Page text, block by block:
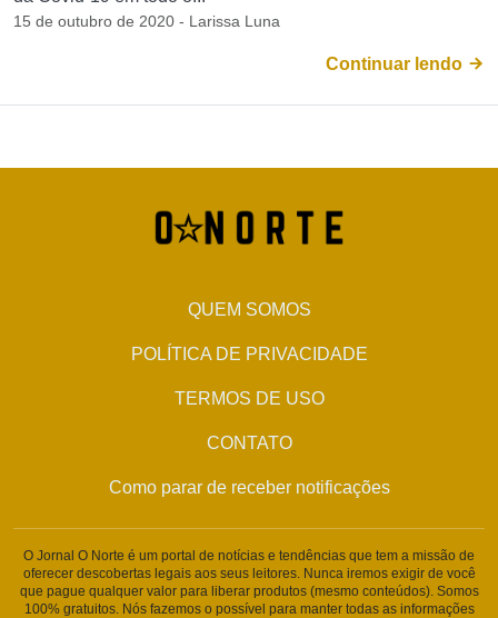
15 de outubro de 2020 - Larissa Luna
Continuar lendo
QUEM SOMOS
POLÍTICA DE PRIVACIDADE
TERMOS DE USO
CONTATO
Como parar de receber notificações
O Jornal O Norte é um portal de notícias e tendências que tem a missão de
oferecer descobertas legais aos seus leitores. Nunca iremos exigir de você
que pague qualquer valor para liberar produtos (mesmo conteúdos). Somos
100% gratuitos. Nós fazemos o possível para manter todas as informações